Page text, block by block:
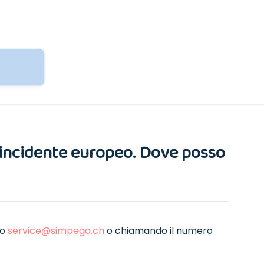
europeo. Dove posso
service@simpego.ch o chiamando il numero